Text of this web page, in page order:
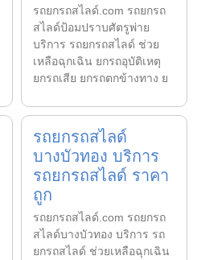
รถยกรถสไลด์.com รถยกรถ
สไลด์ป้อมปราบศัตรูพ่าย
บริการ รถยกรถสไลด์ ช่วย
เหลือฉุกเฉิน ยกรถอุบัติเหตุ
ยกรถเสีย ยกรถตกข้างทาง ย
รถยกรถสไลด์
บางบัวทอง บริการ
รถยกรถสไลด์ ราคา
ถูก
รถยกรถสไลด์.com รถยกรถ
สไลด์บางบัวทอง บริการ รถ
ยกรถสไลด์ ช่วยเหลือฉุกเฉิน